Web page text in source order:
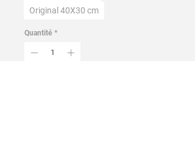
Original 40X30 cm
Quantité *